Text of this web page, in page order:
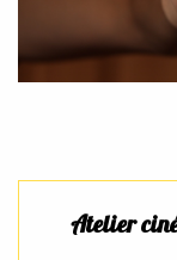
Atelier